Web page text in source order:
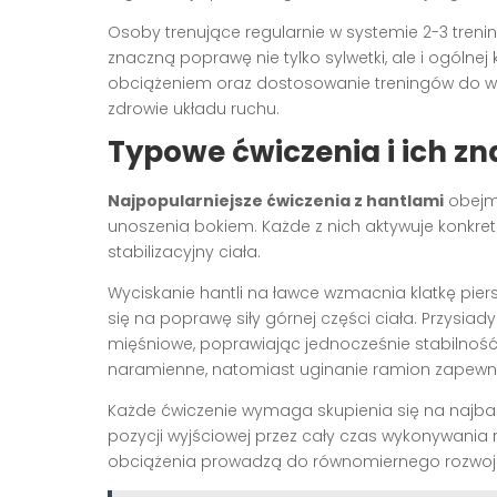
Osoby trenujące regularnie w systemie 2-3
znaczną poprawę nie tylko sylwetki, ale i
obciążeniem oraz dostosowanie treningów do
zdrowie układu ruchu.
Typowe ćwiczenia i ich
Najpopularniejsze ćwiczenia z hantlami
unoszenia bokiem. Każde z nich aktywuje
stabilizacyjny ciała.
Wyciskanie hantli na ławce wzmacnia klatkę
się na poprawę siły górnej części ciała.
mięśniowe, poprawiając jednocześnie
naramienne, natomiast uginanie ramion
Każde ćwiczenie wymaga skupienia się na
pozycji wyjściowej przez cały czas
obciążenia prowadzą do równomiernego